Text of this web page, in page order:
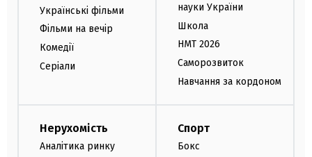
Українські фільми
Фільми на вечір
Комедії
Серіали
науки України
Школа
НМТ 2026
Саморозвиток
Навчання за кордоном
Нерухомість
Аналітика ринку
Спорт
Бокс